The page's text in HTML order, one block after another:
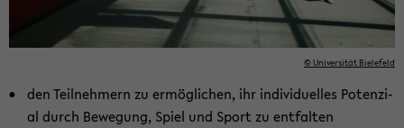
© Uni­ver­si­tät Bie­le­feld
den Teil­neh­mern zu er­mög­li­chen, ihr in­di­vi­du­el­les Po­ten­zi­
al durch Be­we­gung, Spiel und Sport zu ent­fal­ten